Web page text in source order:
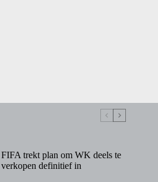
FIFA trekt plan om WK deels te
verkopen definitief in